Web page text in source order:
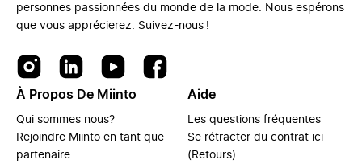
personnes passionnées du monde de la mode. Nous espérons
que vous apprécierez. Suivez-nous !
À Propos De Miinto
Qui sommes nous?
Rejoindre Miinto en tant que
partenaire
Aide
Les questions fréquentes
Se rétracter du contrat ici
(Retours)